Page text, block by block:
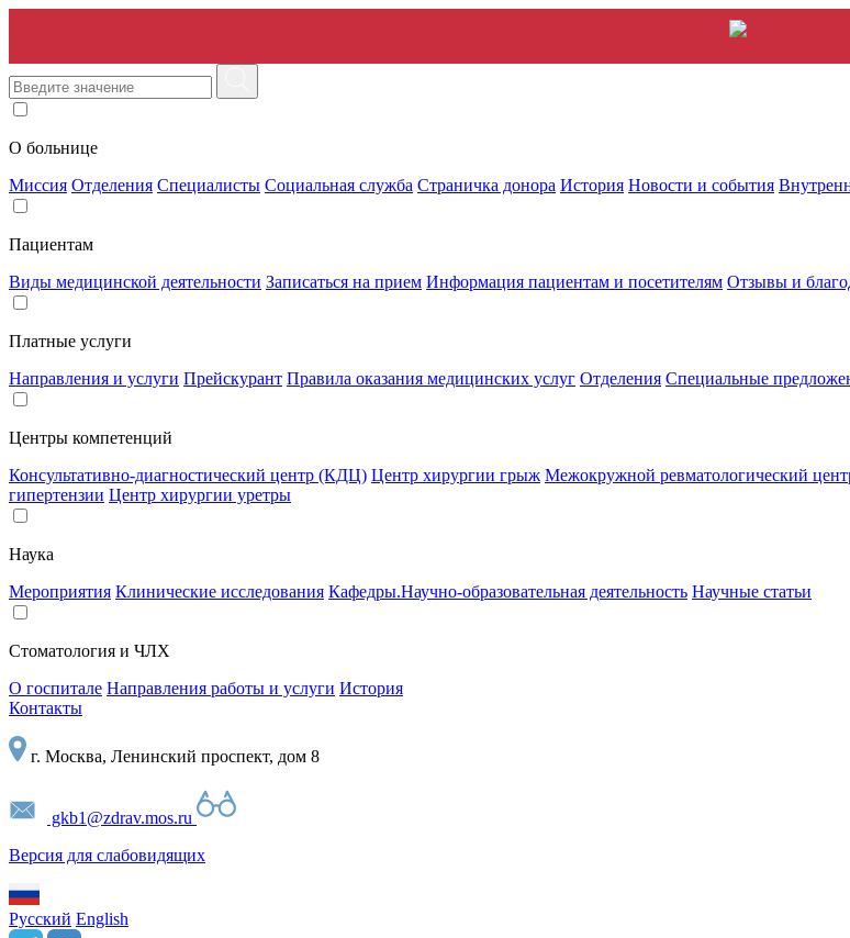
О больнице
Миссия Отделения Специалисты Социальная служба Страничка донора История Новости и события
Пациентам
Виды медицинской деятельности Записаться на прием Информация пациентам и посетителям Отзывы и
Платные услуги
Направления и услуги Прейскурант Правила оказания медицинских услуг Отделения Специальные
Центры компетенций
Консультативно-диагностический центр (КДЦ) Центр хирургии грыж Межокружной ревматологический
гипертензии Центр хирургии уретры
Наука
Мероприятия Клинические исследования Кафедры.Научно-образовательная деятельность Научные статьи
Стоматология и ЧЛХ
О госпитале Направления работы и услуги История
Контакты
г. Москва, Ленинский проспект, дом 8
gkb1@zdrav.mos.ru
Версия для слабовидящих
Русский English